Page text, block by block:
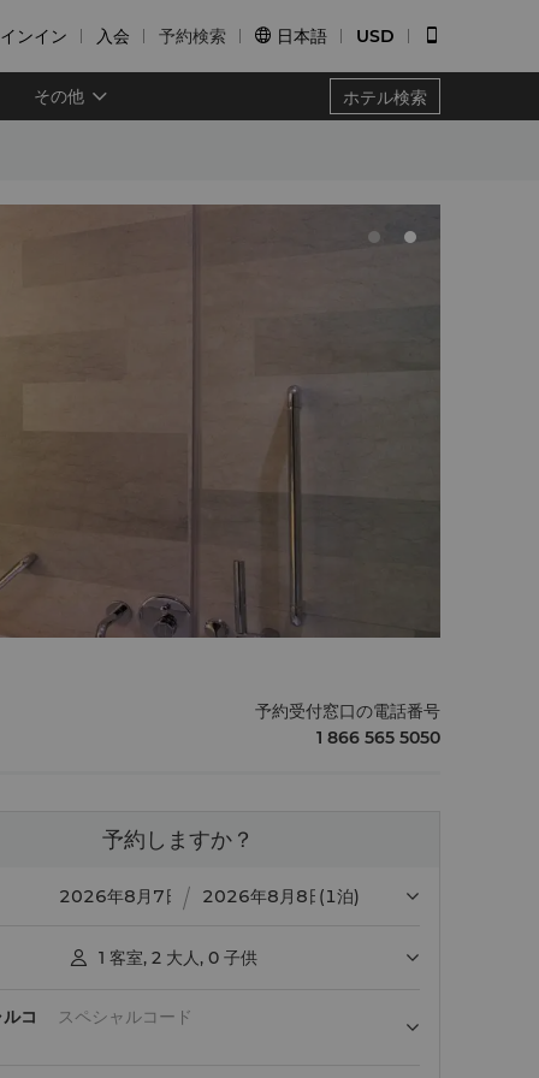
ンイン 入会 予約検索  日本語 USD
その他 ホテル検索
予約受付窓口の電話番号
1 866 565 5050
予約しますか？
(1泊)
 1 客室, 2 大人 , 0 子供
コ